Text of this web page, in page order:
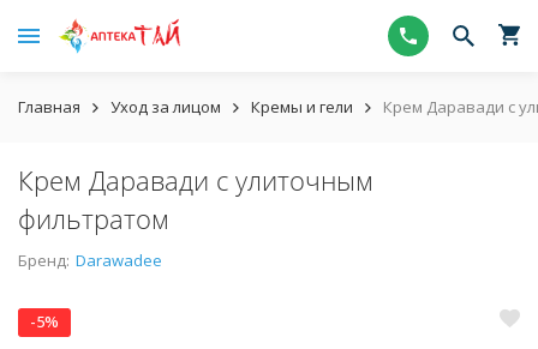
Главная Уход за лицом Кремы и гели Крем Даравади с
Крем Даравади с улиточным
фильтратом
Бренд: Darawadee
-5%